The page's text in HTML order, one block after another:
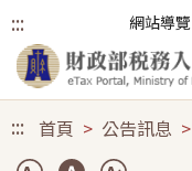
::: 網站導覽
::: 首頁 公告訊息